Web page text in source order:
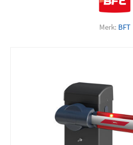
Merk: BFT